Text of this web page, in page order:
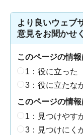
より良いウェブ
意見をお聞かせ
このページの情
1：役に立った
3：役に立たな
このページの情
1：見つけやす
3：見つけにく